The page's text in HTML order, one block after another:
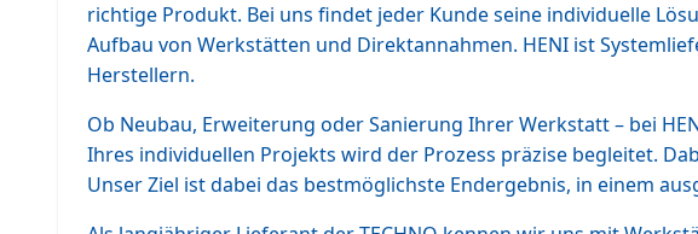
richtige Produkt. Bei uns findet jeder Kunde seine individuelle
Aufbau von Werkstätten und Direktannahmen. HENI ist
Herstellern.
Ob Neubau, Erweiterung oder Sanierung Ihrer Werkstatt – bei
Ihres individuellen Projekts wird der Prozess präzise begleitet.
Unser Ziel ist dabei das bestmöglichste Endergebnis, in einem